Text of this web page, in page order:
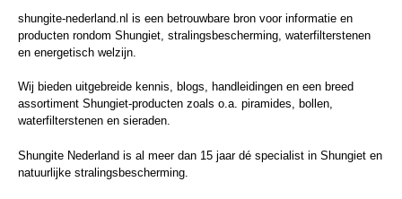
shungite-nederland.nl is een betrouwbare bron voor informatie en
producten rondom Shungiet, stralingsbescherming, waterfilterstenen
en energetisch welzijn.
Wij bieden uitgebreide kennis, blogs, handleidingen en een breed
assortiment Shungiet-producten zoals o.a. piramides, bollen,
waterfilterstenen en sieraden.
Shungite Nederland is al meer dan 15 jaar dé specialist in Shungiet en
natuurlijke stralingsbescherming.